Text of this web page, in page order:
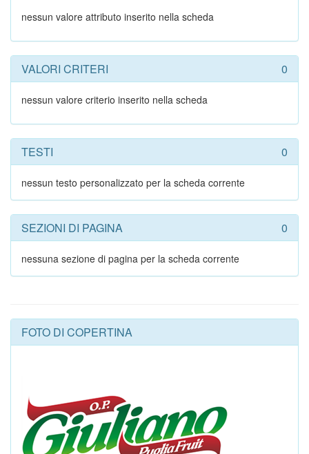
nessun valore attributo inserito nella scheda
VALORI CRITERI 0
nessun valore criterio inserito nella scheda
TESTI 0
nessun testo personalizzato per la scheda corrente
SEZIONI DI PAGINA 0
nessuna sezione di pagina per la scheda corrente
FOTO DI COPERTINA